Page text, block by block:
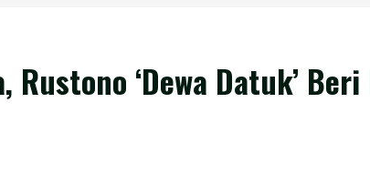
Rustono ‘Dewa Datuk’